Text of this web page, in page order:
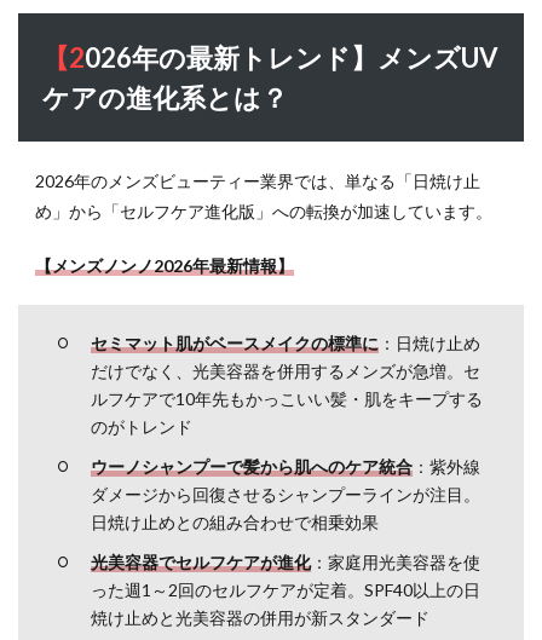
は？
5.1
塗り
テッ
プ
5.2
胸・
腕）の
塗り方
ステッ
プ
5.3
顔の
塗り
テッ
プ
【2026年の最新トレンド】メンズUV
ケアの進化系とは？
2026年のメンズビューティー業界では、単なる「日焼け止
め」から「セルフケア進化版」への転換が加速しています。
【メンズノンノ2026年最新情報】
セミマット肌がベースメイクの標準に ：日焼け止め
だけでなく、光美容器を併用するメンズが急増。セ
ルフケアで10年先もかっこいい髪・肌をキープする
のがトレンド
ウーノシャンプーで髪から肌へのケア統合 ：紫外線
ダメージから回復させるシャンプーラインが注目。
日焼け止めとの組み合わせで相乗効果
光美容器でセルフケアが進化：家庭用光美容器を使
った週1～2回のセルフケアが定着。SPF40以上の日
焼け止めと光美容器の併用が新スタンダード